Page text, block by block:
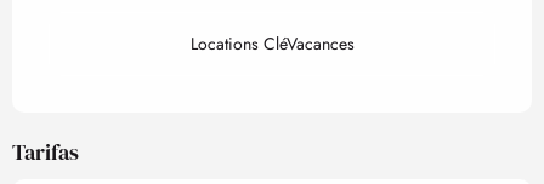
Locations CléVacances
Tarifas